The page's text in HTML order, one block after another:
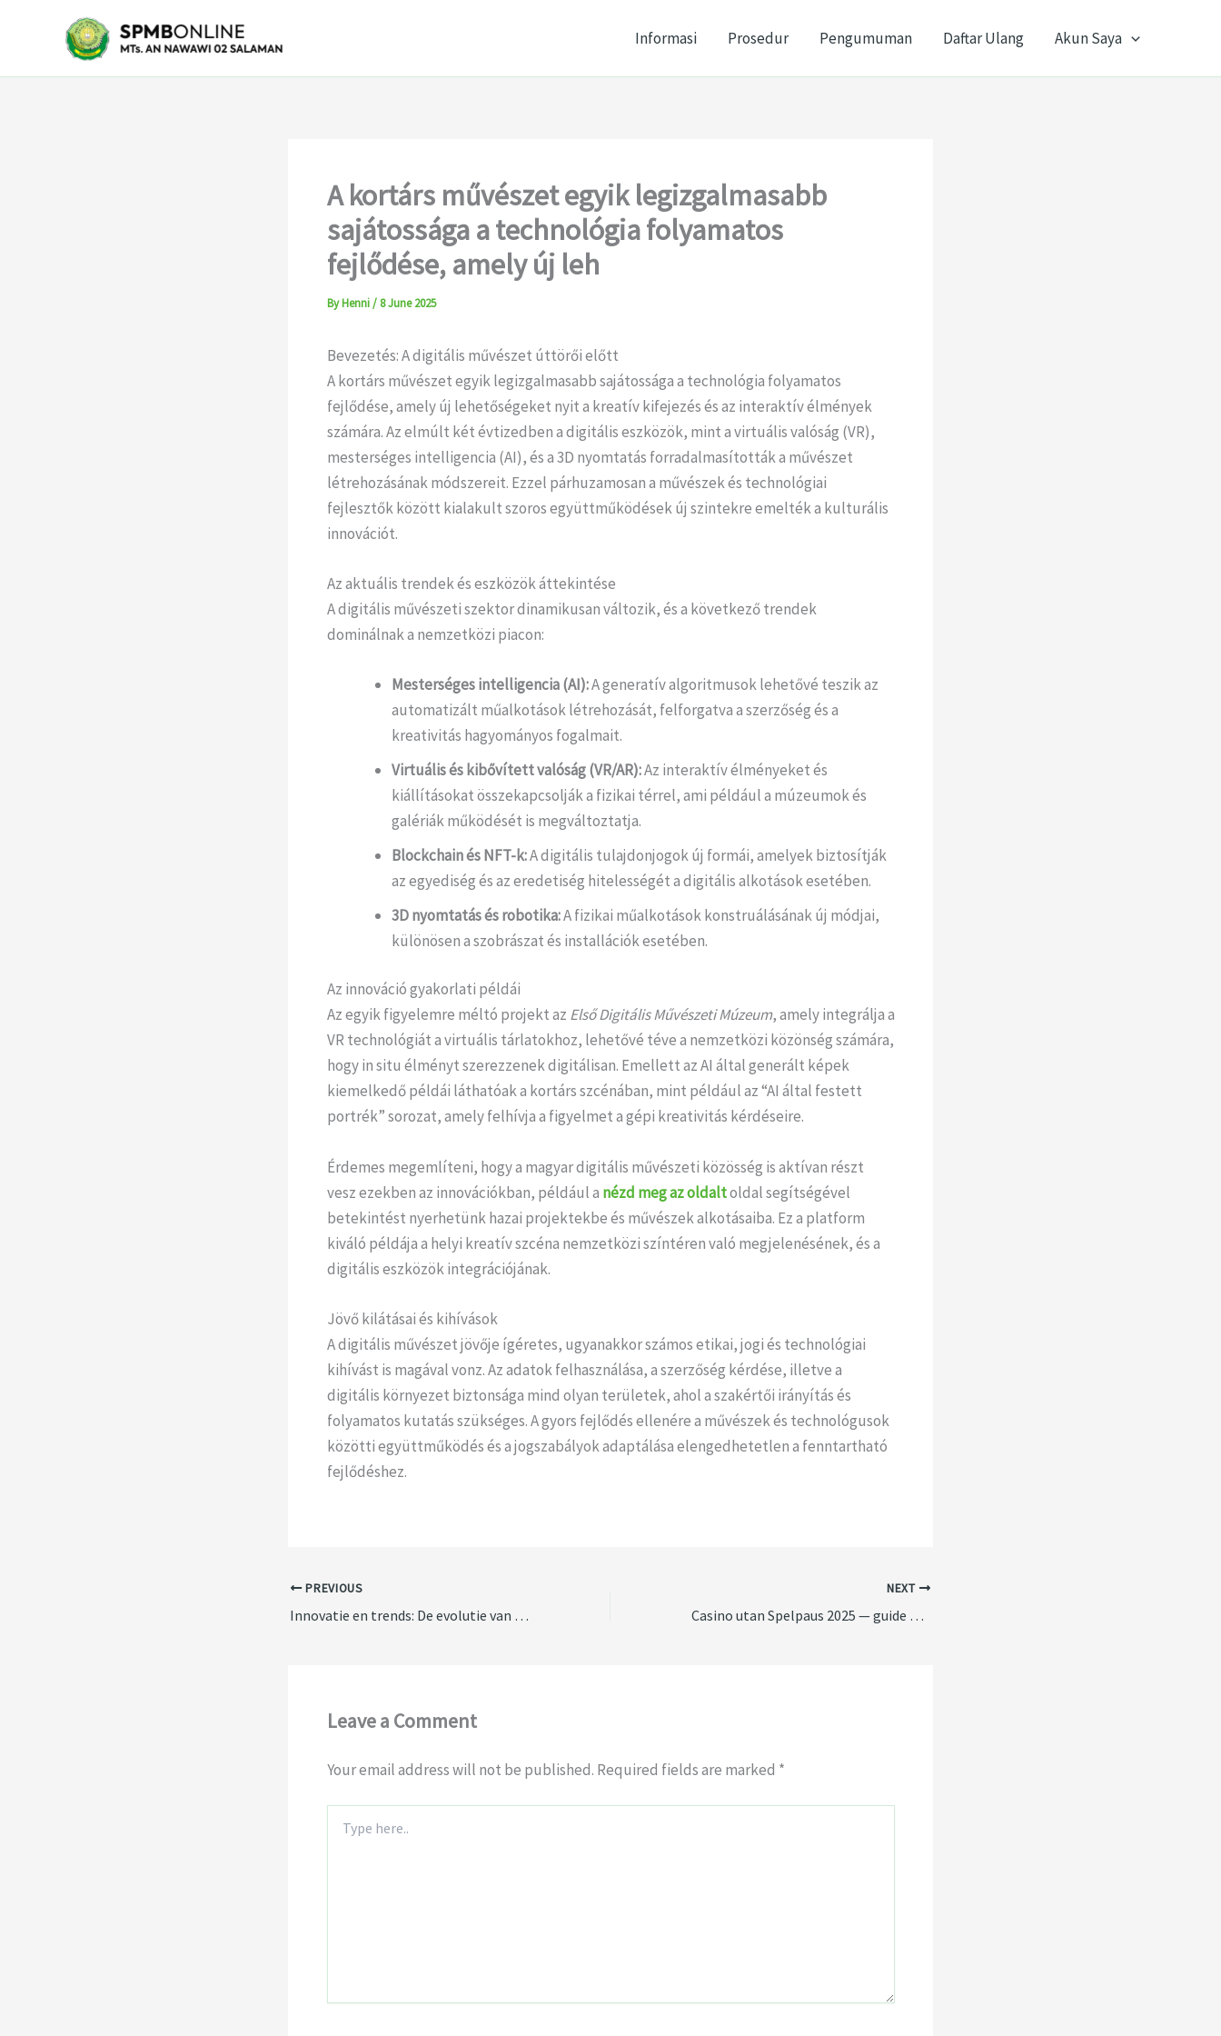
Informasi Prosedur Pengumuman Daftar Ulang Akun Saya
A kortárs művészet egyik legizgalmasabb
sajátossága a technológia folyamatos
fejlődése, amely új leh
ByHenni/ 8 June 2025
Bevezetés: A digitális művészet úttörői előtt
A kortárs művészet egyik legizgalmasabb sajátossága a technológia folyamatos
fejlődése, amely új lehetőségeket nyit a kreatív kifejezés és az interaktív élmények
számára. Az elmúlt két évtizedben a digitális eszközök, mint a virtuális valóság (VR),
mesterséges intelligencia (AI), és a 3D nyomtatás forradalmasították a művészet
létrehozásának módszereit. Ezzel párhuzamosan a művészek és technológiai
fejlesztők között kialakult szoros együttműködések új szintekre emelték a kulturális
innovációt.
Az aktuális trendek és eszközök áttekintése
A digitális művészeti szektor dinamikusan változik, és a következő trendek
dominálnak a nemzetközi piacon:
Mesterséges intelligencia (AI):A generatív algoritmusok lehetővé teszik az
automatizált műalkotások létrehozását, felforgatva a szerzőség és a
kreativitás hagyományos fogalmait.
Virtuális és kibővített valóság (VR/AR):Az interaktív élményeket és
kiállításokat összekapcsolják a fizikai térrel, ami például a múzeumok és
galériák működését is megváltoztatja.
Blockchain és NFT-k:A digitális tulajdonjogok új formái, amelyek biztosítják
az egyediség és az eredetiség hitelességét a digitális alkotások esetében.
3D nyomtatás és robotika:A fizikai műalkotások konstruálásának új módjai,
különösen a szobrászat és installációk esetében.
Az innováció gyakorlati példái
Az egyik figyelemre méltó projekt az Első Digitális Művészeti Múzeum, amely integrálja a
VR technológiát a virtuális tárlatokhoz, lehetővé téve a nemzetközi közönség számára,
hogy in situ élményt szerezzenek digitálisan. Emellett az AI által generált képek
kiemelkedő példái láthatóak a kortárs szcénában, mint például az “AI által festett
portrék” sorozat, amely felhívja a figyelmet a gépi kreativitás kérdéseire.
Érdemes megemlíteni, hogy a magyar digitális művészeti közösség is aktívan részt
vesz ezekben az innovációkban, például a nézd meg az oldaltoldal segítségével
betekintést nyerhetünk hazai projektekbe és művészek alkotásaiba. Ez a platform
kiváló példája a helyi kreatív szcéna nemzetközi színtéren való megjelenésének, és a
digitális eszközök integrációjának.
Jövő kilátásai és kihívások
A digitális művészet jövője ígéretes, ugyanakkor számos etikai, jogi és technológiai
kihívást is magával vonz. Az adatok felhasználása, a szerzőség kérdése, illetve a
digitális környezet biztonsága mind olyan területek, ahol a szakértői irányítás és
folyamatos kutatás szükséges. A gyors fejlődés ellenére a művészek és technológusok
közötti együttműködés és a jogszabályok adaptálása elengedhetetlen a fenntartható
fejlődéshez.
PREVIOUS
Innovatie en trends: De evolutie van online gokkasten in Nederland
NEXT
Casino utan Spelpaus 2025 — guide med EU-licens
Leave a Comment
Your email address will not be published. Required fields are marked *
here..